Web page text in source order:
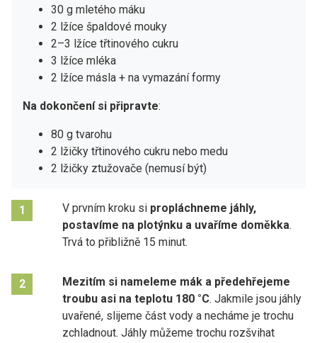
30 g mletého máku
2 lžíce špaldové mouky
2–3 lžíce třtinového cukru
3 lžíce mléka
2 lžíce másla + na vymazání formy
Na dokončení si připravte:
80 g tvarohu
2 lžičky třtinového cukru nebo medu
2 lžičky ztužovače (nemusí být)
1 V prvním kroku si propláchneme jáhly,
postavíme na plotýnku a uvaříme doměkka.
Trvá to přibližně 15 minut.
2
Mezitím si nameleme mák a předehřejeme
troubu asi na teplotu 180 °C. Jakmile jsou jáhly
uvařené, slijeme část vody a necháme je trochu
zchladnout. Jáhly můžeme trochu rozšvihat